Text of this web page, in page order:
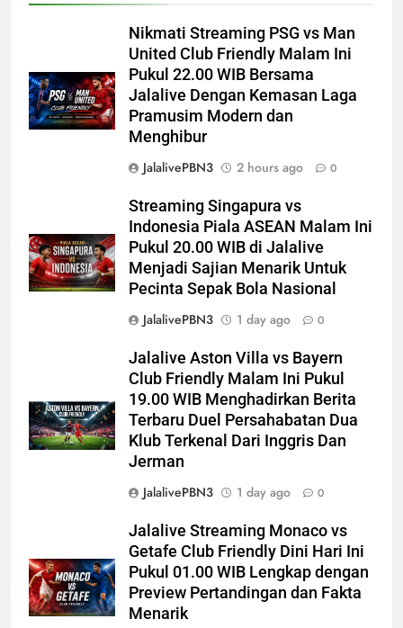
Nikmati Streaming PSG vs Man
United Club Friendly Malam Ini
Pukul 22.00 WIB Bersama
Jalalive Dengan Kemasan Laga
Pramusim Modern dan
Menghibur
JalalivePBN3
2 hours ago 0
Streaming Singapura vs
Indonesia Piala ASEAN Malam Ini
Pukul 20.00 WIB di Jalalive
Menjadi Sajian Menarik Untuk
Pecinta Sepak Bola Nasional
JalalivePBN3
1 day ago 0
Jalalive Aston Villa vs Bayern
Club Friendly Malam Ini Pukul
19.00 WIB Menghadirkan Berita
Terbaru Duel Persahabatan Dua
Klub Terkenal Dari Inggris Dan
Jerman
JalalivePBN3
1 day ago 0
Jalalive Streaming Monaco vs
Getafe Club Friendly Dini Hari Ini
Pukul 01.00 WIB Lengkap dengan
Preview Pertandingan dan Fakta
Menarik